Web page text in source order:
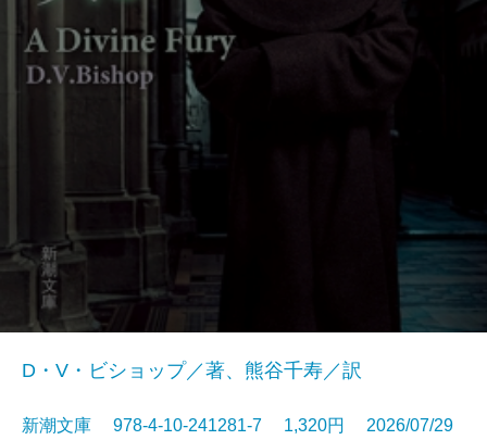
D・V・ビショップ／著、熊谷千寿／訳
新潮文庫 978-4-10-241281-7 1,320円 2026/07/29